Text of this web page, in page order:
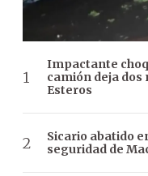
Impactante
camión deja dos
Esteros
Sicario abatido
seguridad de